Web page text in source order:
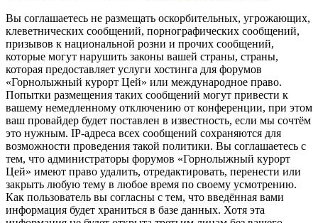
Вы соглашаетесь не размещать оскорбительных, угрожающих,
клеветнических сообщений, порнографических сообщений,
призывов к национальной розни и прочих сообщений,
которые могут нарушить законы вашей страны, страны,
которая предоставляет услуги хостинга для форумов
«Горнолыжный курорт Цей» или международное право.
Попытки размещения таких сообщений могут привести к
вашему немедленному отключению от конференции, при этом
ваш провайдер будет поставлен в известность, если мы сочтём
это нужным. IP-адреса всех сообщений сохраняются для
возможности проведения такой политики. Вы соглашаетесь с
тем, что администраторы форумов «Горнолыжный курорт
Цей» имеют право удалить, отредактировать, перенести или
закрыть любую тему в любое время по своему усмотрению.
Как пользователь вы согласны с тем, что введённая вами
информация будет храниться в базе данных. Хотя эта